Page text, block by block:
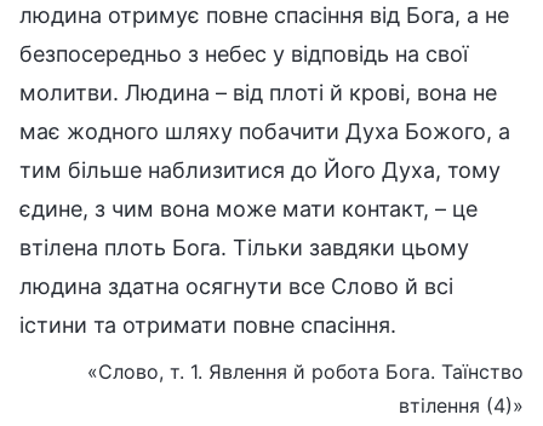
людина отримує повне спасіння від Бога, а не
безпосередньо з небес у відповідь на свої
молитви. Людина – від плоті й крові, вона не
має жодного шляху побачити Духа Божого, а
тим більше наблизитися до Його Духа, тому
єдине, з чим вона може мати контакт, – це
втілена плоть Бога. Тільки завдяки цьому
людина здатна осягнути все Слово й всі
істини та отримати повне спасіння.
«Слово, т. 1. Явлення й робота Бога. Таїнство
втілення (4)»